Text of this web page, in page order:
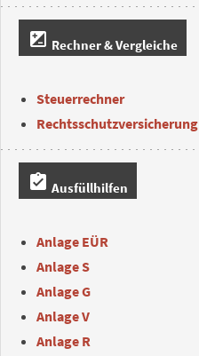
iso Rechner & Vergleiche
Steuerrechner
Rechtsschutzversicherung
assignment_turned_in Ausfüllhilfen
Anlage EÜR
Anlage S
Anlage G
Anlage V
Anlage R